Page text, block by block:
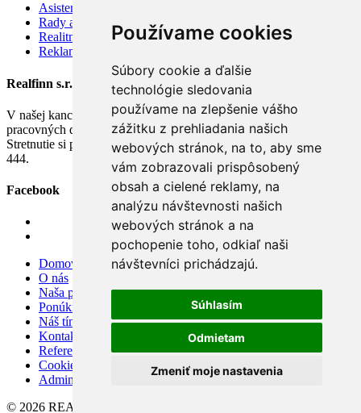
Používame cookies
Súbory cookie a ďalšie
technológie sledovania
používame na zlepšenie vášho
zážitku z prehliadania našich
webových stránok, na to, aby sme
vám zobrazovali prispôsobený
obsah a cielené reklamy, na
analýzu návštevnosti našich
webových stránok a na
pochopenie toho, odkiaľ naši
návštevníci prichádzajú.
Súhlasím
Odmietam
Zmeniť moje nastavenia
Asistenčné služby
Rady a tipy
Realitný kódex
Reklamačný poriadok
Realfinn s.r.o.
V našej kancelárii v Nových Zámkoch nás môžete navštíviť v
pracovných dňoch na základe dohody.
Stretnutie si prosím dohodnite vopred telefonicky na tel: 0903 788
444.
Facebook
Domov
O nás
Naša ponuka
Ponúknite nám
Náš tím
Kontakt
Referencie
Cookies
Admin
© 2026 REALFINN s.r.o.